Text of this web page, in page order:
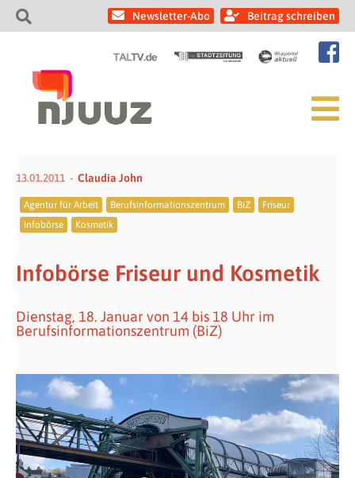
Newsletter-Abo Beitrag schreiben
13.01.2011 Claudia John
Agentur für Arbeit Berufsinformationszentrum BiZ
Friseur
Infobörse
Kosmetik
Infobörse Friseur und Kosmetik
Dienstag, 18. Januar von 14 bis 18 Uhr im
Berufsinformationszentrum (BiZ)